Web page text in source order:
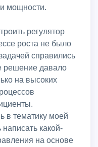
мощности.
регулятор
роста не было
справились
решение давало
на высоких
в тематику моей
написать какой-
на основе